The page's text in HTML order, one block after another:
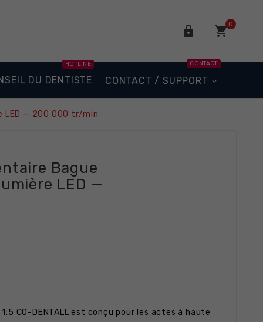
 0
DU DENTISTE
HOTLINE
CONTACT / SUPPORT
CONTACT
LED — 200 000 tr/min
Bague
LED —
CO-DENTALL est conçu pour les actes à haute